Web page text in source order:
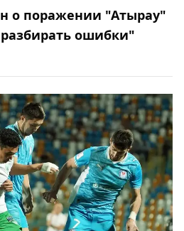
о поражении "Атырау"
ошибки"